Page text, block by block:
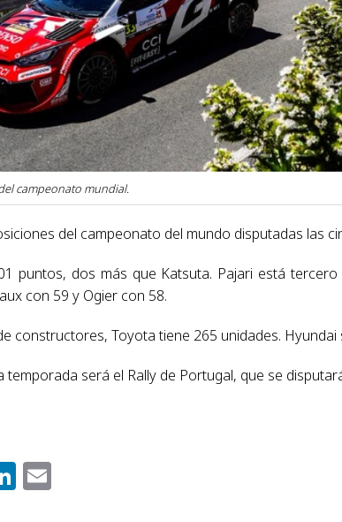
campeonato mundial.
del campeonato del mundo disputadas las
puntos, dos más que Katsuta. Pajari está
con 59 y Ogier con 58.
constructores, Toyota tiene 265 unidades.
temporada será el Rally de Portugal, que se
LinkedIn